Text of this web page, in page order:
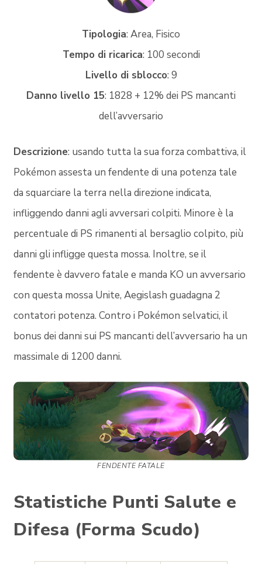
Tipologia: Area, Fisico
Tempo di ricarica: 100 secondi
Livello di sblocco: 9
Danno livello 15: 1828 + 12% dei PS mancanti
dell’avversario
Descrizione: usando tutta la sua forza combattiva, il
Pokémon assesta un fendente di una potenza tale
da squarciare la terra nella direzione indicata,
infliggendo danni agli avversari colpiti. Minore è la
percentuale di PS rimanenti al bersaglio colpito, più
danni gli infligge questa mossa. Inoltre, se il
fendente è davvero fatale e manda KO un avversario
con questa mossa Unite, Aegislash guadagna 2
contatori potenza. Contro i Pokémon selvatici, il
bonus dei danni sui PS mancanti dell’avversario ha un
massimale di 1200 danni.
FENDENTE FATALE
Statistiche Punti Salute e
Difesa (Forma Scudo)